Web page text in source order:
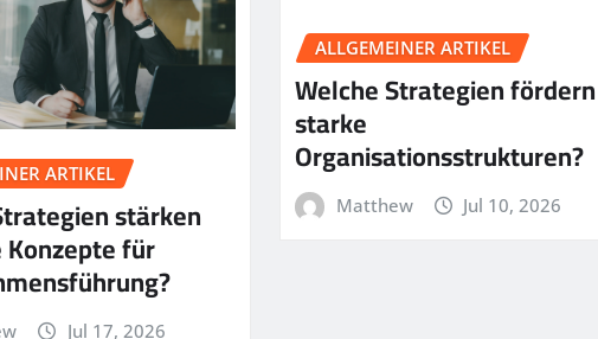
ARTIKEL
stärken
für
Jul 17, 2026
ALLGEMEINER ARTIKEL
Welche Strategien fördern
starke
Organisationsstrukturen?
Matthew Jul 10, 2026